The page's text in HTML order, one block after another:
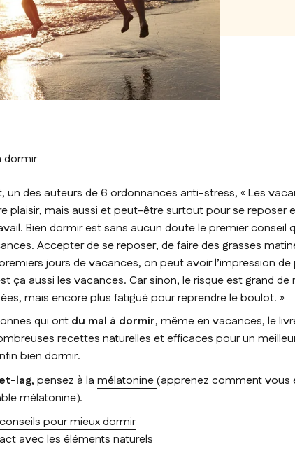
dormir
un des auteurs de6 ordonnances anti-stress, « Les
plaisir, mais aussi et peut-être surtout pour se reposer
Bien dormir est sans aucun doute le premier conseil
Accepter de se reposer, de faire des grasses
jours de vacances, on peut avoir l’impression
ça aussi les vacances. Car sinon, le risque est grand
mais encore plus fatigué pour reprendre le boulot. »
qui ont du mal à dormir, même en vacances, le
recettes naturelles et efficaces pour un
bien dormir.
lag, pensez à la mélatonine(apprenez comment vous
mélatonine).
pour mieux dormir
avec les éléments naturels